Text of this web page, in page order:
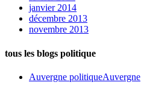
janvier 2014
décembre 2013
novembre 2013
tous les blogs politique
Auvergne politiqueAuvergne